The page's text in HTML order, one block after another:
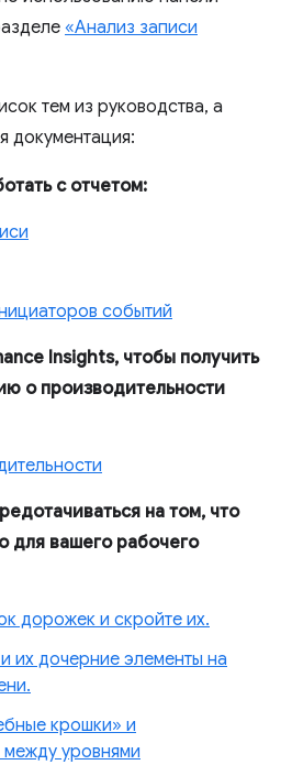
«Анализ записи
тем из руководства, а
документация:
с отчетом:
событий
Insights, чтобы получить
о производительности
на том, что
для вашего рабочего
дорожек и скройте их.
их дочерние элементы на
крошки» и
уровнями